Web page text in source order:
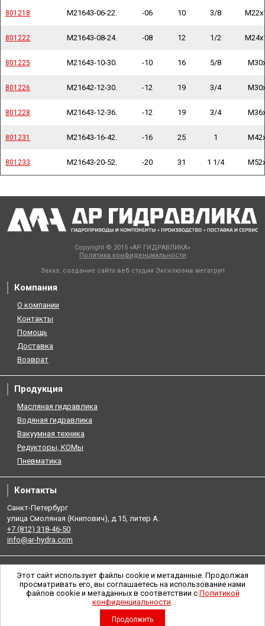
Этот сайт использует файлы cookie и метаданные. Продолжая
просматривать его, вы соглашаетесь на использование нами
файлов cookie и метаданных в соответствии с Политикой
конфиденциальности.
Продолжить
801218 M21643-06-22. -06 10 3/8
801222 M21643-08-24. -08 12 1/2
801225 M21643-10-30. -10 16 5/8
801226 M21642-12-30. -12 19 3/4
801228 M21643-12-36. -12 19 3/4
801231 M21643-16-42. -16 25 1
801233 M21643-20-52. -20 31 1 1/4
801218
801222
801225
801226
801228
801231
801233
Copyright © 2015 «АР ГИДРАВЛИКА»
Политика конфиденциальности
Заказ, создание сайта веб студия Эксклюзив мегагруп
Компания
О компании
Контакты
Помощь
Доставка
Возврат
Продукция
Масляная гидравлика
Водяная гидравлика
Вакуумная техника
Редукторы, КОМы
Пневматика
Контакты
Санкт-Петербург
улица Смоляная (Книпович), д.15, литер А.
+7 (812) 318-46-50
info@ar-hydra.com